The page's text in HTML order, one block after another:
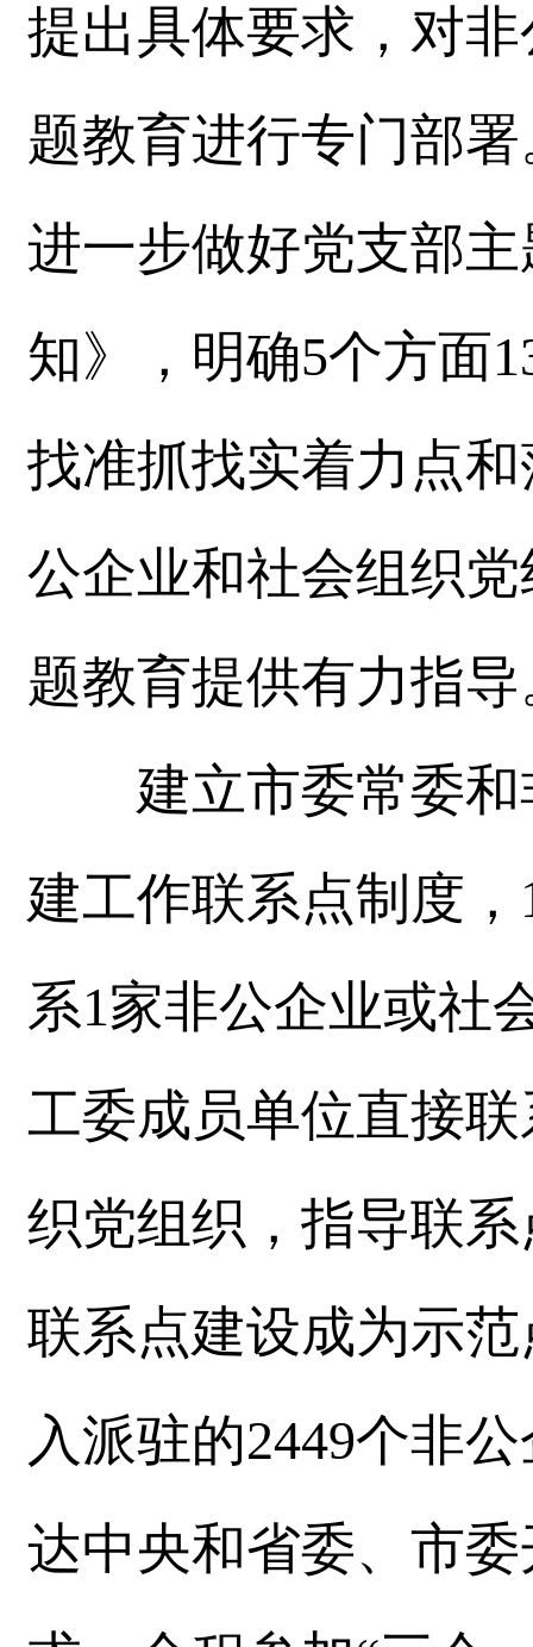
提出具体要求，对
题教育进行专门部
进一步做好党支部
知》，明确5个方面
找准抓找实着力点
公企业和社会组织
题教育提供有力指导
建立市委常委和
建工作联系点制度
系1家非公企业或社
工委成员单位直接
织党组织，指导联
联系点建设成为示
入派驻的2449个非
达中央和省委、市